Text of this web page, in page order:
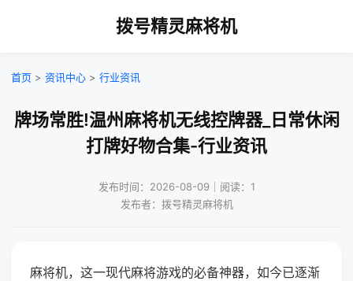
拨号精灵麻将机
首页 > 资讯中心 > 行业资讯
牌场常胜!温州麻将机无线控牌器_日常休闲
打牌好物合集-行业资讯
发布时间：2026-08-09｜阅读：1
发布者：拨号精灵麻将机
麻将机，这一现代麻将游戏的必备神器，如今已逐渐